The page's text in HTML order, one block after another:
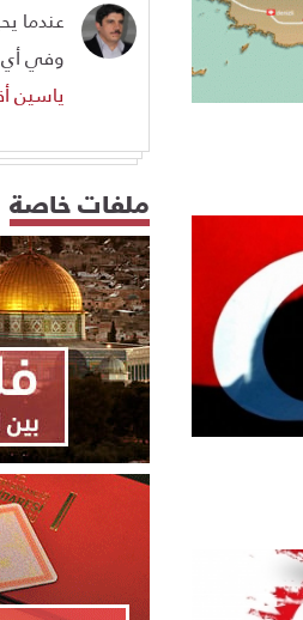
عندما
وفي أي
ياسين
ملفات خاصة